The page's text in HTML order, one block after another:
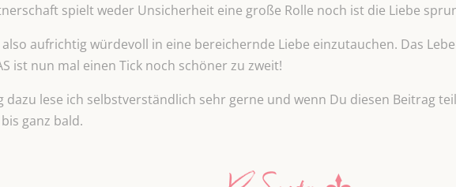
spielt weder Unsicherheit eine große Rolle noch ist die Liebe
aufrichtig würdevoll in eine bereichernde Liebe einzutauchen. Das
ist nun mal einen Tick noch schöner zu zweit!
dazu lese ich selbstverständlich sehr gerne und wenn Du diesen Beitrag
ganz bald.